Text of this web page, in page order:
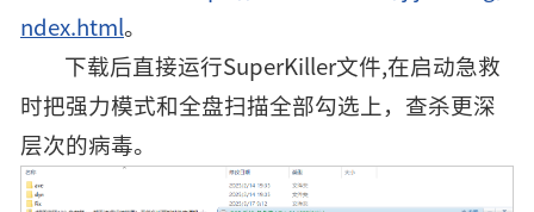
ndex.html 。
下载后直接运行SuperKiller文件,在启动急救
时把强力模式和全盘扫描全部勾选上，查杀更深
层次的病毒。